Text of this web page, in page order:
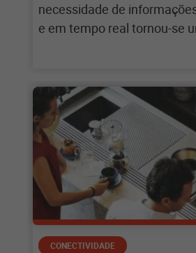
necessidade de
e em tempo real tornou-se
CONECTIVIDADE